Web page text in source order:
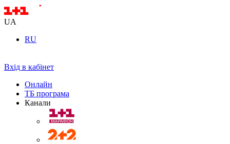
UA
RU
Вхід в кабінет
Онлайн
ТБ програма
Канали